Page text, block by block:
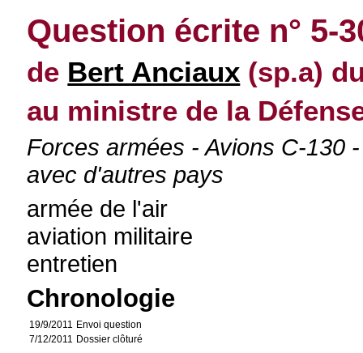
Question écrite n° 5-
de Bert Anciaux (sp.a)
au ministre de la
Forces armées - Avions C-130
avec d'autres pays
armée de l'air
aviation militaire
entretien
Chronologie
19/9/2011 Envoi question
7/12/2011 Dossier clôturé